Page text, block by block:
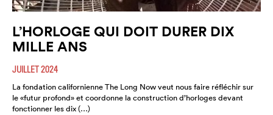
L’HORLOGE QUI DOIT DURER DIX
MILLE ANS
JUILLET 2024
La fondation californienne The Long Now veut nous faire réfléchir sur
le «futur profond» et coordonne la construction d’horloges devant
fonctionner les dix (…)